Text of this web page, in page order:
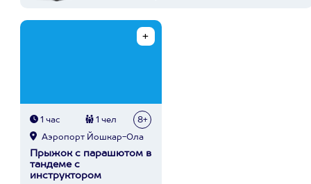
1 час 1 чел 8+
Аэропорт Йошкар-Ола
Прыжок с парашютом в
тандеме с
инструктором